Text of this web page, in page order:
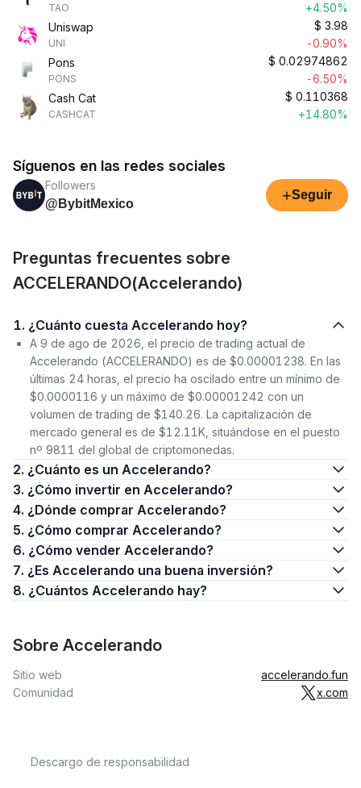
TAO
+4.50%
Uniswap
UNI
$ 3.98
-0.90%
Pons
PONS
$ 0.02974862
-6.50%
Cash Cat
CASHCAT
$ 0.110368
+14.80%
Síguenos en las redes sociales
Followers
@BybitMexico
+Seguir
Preguntas frecuentes sobre
ACCELERANDO(Accelerando)
1. ¿Cuánto cuesta Accelerando hoy?
A 9 de ago de 2026, el precio de trading actual de
Accelerando (ACCELERANDO) es de $0.00001238. En las
últimas 24 horas, el precio ha oscilado entre un mínimo de
$0.0000116 y un máximo de $0.00001242 con un
volumen de trading de $140.26. La capitalización de
mercado general es de $12.11K, situándose en el puesto
nº 9811 del global de criptomonedas.
2. ¿Cuánto es un Accelerando?
3. ¿Cómo invertir en Accelerando?
4. ¿Dónde comprar Accelerando?
5. ¿Cómo comprar Accelerando?
6. ¿Cómo vender Accelerando?
7. ¿Es Accelerando una buena inversión?
8. ¿Cuántos Accelerando hay?
Sobre Accelerando
Sitio web
accelerando.fun
Comunidad
x.com
Descargo de responsabilidad